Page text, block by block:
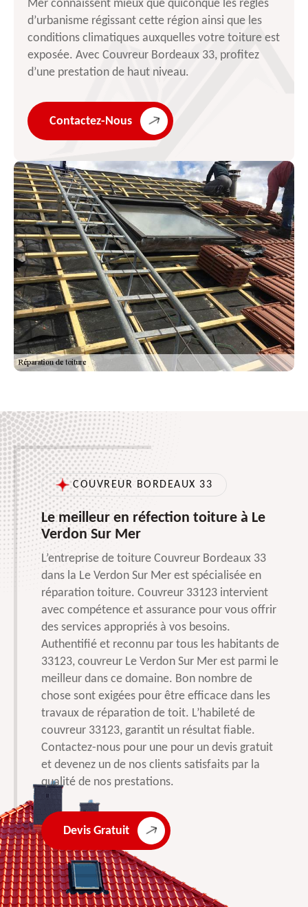
Mer connaissent mieux que quiconque les règles
d’urbanisme régissant cette région ainsi que les
conditions climatiques auxquelles votre toiture est
exposée. Avec Couvreur Bordeaux 33, profitez
d’une prestation de haut niveau.
Contactez-Nous
COUVREUR BORDEAUX 33
Le meilleur en réfection toiture à Le
Verdon Sur Mer
L’entreprise de toiture Couvreur Bordeaux 33
dans la Le Verdon Sur Mer est spécialisée en
réparation toiture. Couvreur 33123 intervient
avec compétence et assurance pour vous offrir
des services appropriés à vos besoins.
Authentifié et reconnu par tous les habitants de
33123, couvreur Le Verdon Sur Mer est parmi le
meilleur dans ce domaine. Bon nombre de
chose sont exigées pour être efficace dans les
travaux de réparation de toit. L’habileté de
couvreur 33123, garantit un résultat fiable.
Contactez-nous pour une pour un devis gratuit
et devenez un de nos clients satisfaits par la
qualité de nos prestations.
Devis Gratuit